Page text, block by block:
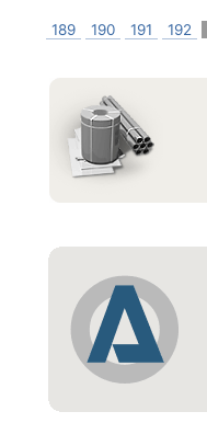
189 190 191 192